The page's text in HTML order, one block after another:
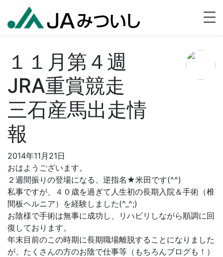
１１月第４週
JRA重賞競走
三石産馬出走情
報
2014年11月21日
おはようございます。
２週間振りの登場になる、逆指名★米田です(^^)
私事ですが、４０歳を過ぎて人生初の長期入院＆手術（椎
間板ヘルニア）を経験しました(^_^;)
お陰様で手術は無事に成功し、リハビリしながら順調に回
復しております。
年末目前のこの時期に長期職場離脱することになりました
が、たくさんの方のお陰で仕事等（もちろんブログも！）